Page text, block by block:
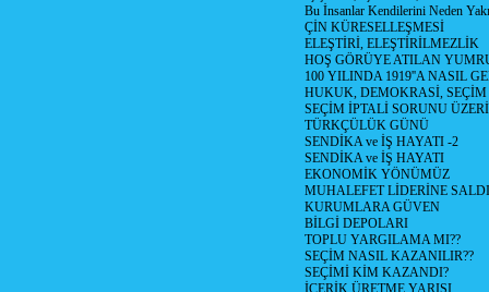
Bu İnsanlar Kendilerini Neden
ÇİN KÜRESELLEŞMESİ
ELEŞTİRİ, ELEŞTİRİLMEZLİK
HOŞ GÖRÜYE ATILAN
100 YILINDA 1919''A NASIL
HUKUK, DEMOKRASİ, SEÇİM
SEÇİM İPTALİ SORUNU
TÜRKÇÜLÜK GÜNÜ
SENDİKA ve İŞ HAYATI -2
SENDİKA ve İŞ HAYATI
EKONOMİK YÖNÜMÜZ
MUHALEFET LİDERİNE
KURUMLARA GÜVEN
BİLGİ DEPOLARI
TOPLU YARGILAMA MI??
SEÇİM NASIL KAZANILIR??
SEÇİMİ KİM KAZANDI?
İÇERİK ÜRETME YARIŞI